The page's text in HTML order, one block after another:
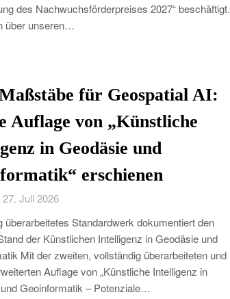
des Nachwuchsförderpreises 2027“ beschäftigt.
über unseren…
für Geospatial AI:
Auflage von „Künstliche
in Geodäsie und
erschienen
Juli 2026
überarbeitetes Standardwerk dokumentiert den
der Künstlichen Intelligenz in Geodäsie und
Mit der zweiten, vollständig überarbeiteten und
Auflage von „Künstliche Intelligenz in
Geoinformatik – Potenziale…